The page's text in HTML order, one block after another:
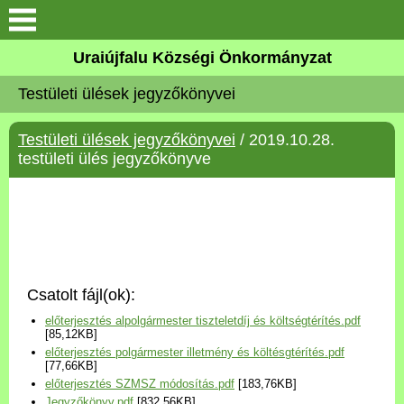
Köszöntő
Elérhetőségek
Uraiújfalu
Választási információk
Versenyképes Járások
Program
Uraiújfalu Községi Önkormányzat
Testületi ülések jegyzőkönyvei
Testületi ülések jegyzőkönyvei / 2019.10.28.
testületi ülés jegyzőkönyve
Csatolt fájl(ok):
előterjesztés alpolgármester tiszteletdíj és költségtérítés.pdf
[85,12KB]
előterjesztés polgármester illetmény és költésgtérítés.pdf
[77,66KB]
előterjesztés SZMSZ módosítás.pdf [183,76KB]